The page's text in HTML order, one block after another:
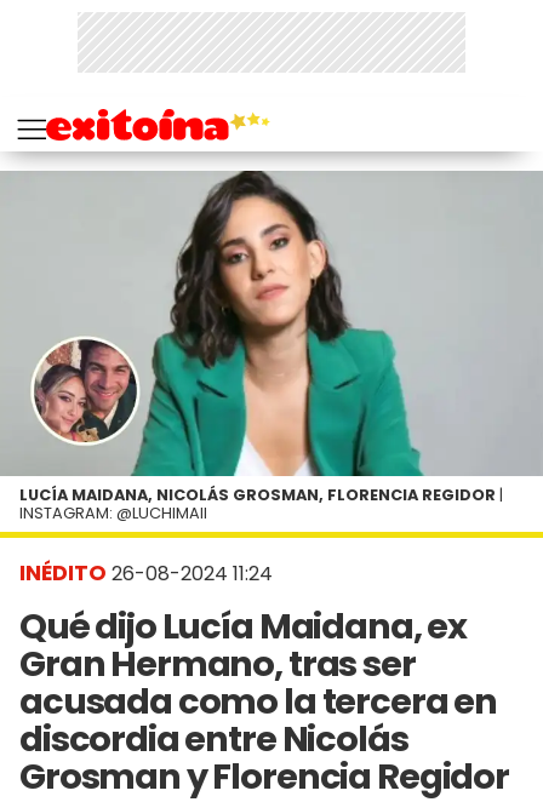
INÉDITO 26-08-2024 11:24
Qué dijo Lucía Maidana, ex
Gran Hermano, tras ser
acusada como la tercera en
discordia entre Nicolás
Grosman y Florencia Regidor
LUCÍA MAIDANA, NICOLÁS GROSMAN, FLORENCIA REGIDOR |
INSTAGRAM: @LUCHIMAII